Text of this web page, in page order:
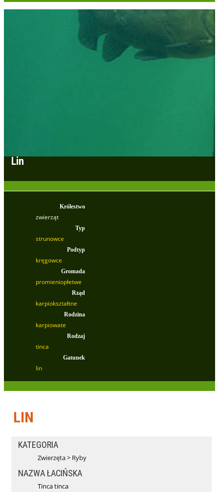
Lin
Królestwo
zwierząt
Typ
strunowce
Podtyp
kręgowce
Gromada
promieniopłetwe
Rząd
karpiokształtne
Rodzina
karpiowate
Rodzaj
tinca
Gatunek
lin
LIN
KATEGORIA
Zwierzęta> Ryby
NAZWA ŁACIŃSKA
Tinca tinca